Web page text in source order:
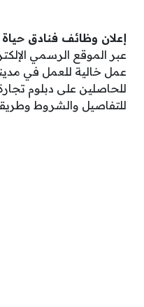
إعلان وظائف فنادق
عبر الموقع الرسمي
عمل خالية للعمل في
للحاصلين على دبلوم
للتفاصيل والشروط